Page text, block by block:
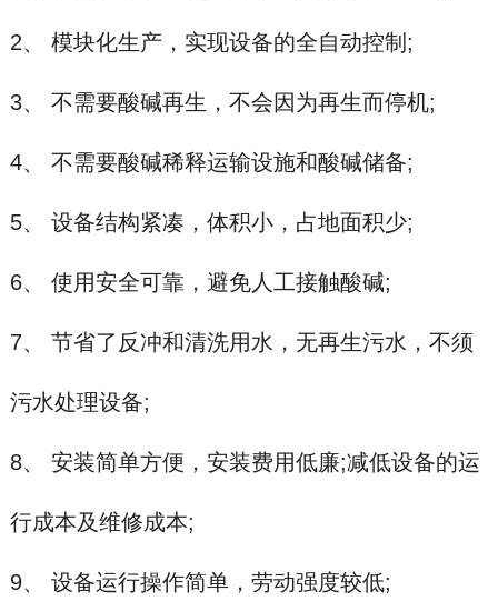
2、 模块化生产，实现设备的全自动控制;
3、 不需要酸碱再生，不会因为再生而停机;
4、 不需要酸碱稀释运输设施和酸碱储备;
5、 设备结构紧凑，体积小，占地面积少;
6、 使用安全可靠，避免人工接触酸碱;
7、 节省了反冲和清洗用水，无再生污水，不须
污水处理设备;
8、 安装简单方便，安装费用低廉;减低设备的运
行成本及维修成本;
9、 设备运行操作简单，劳动强度较低;